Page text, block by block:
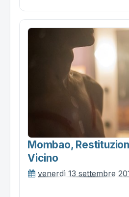
Mombao,
Vicino
venerdì 13 settembre